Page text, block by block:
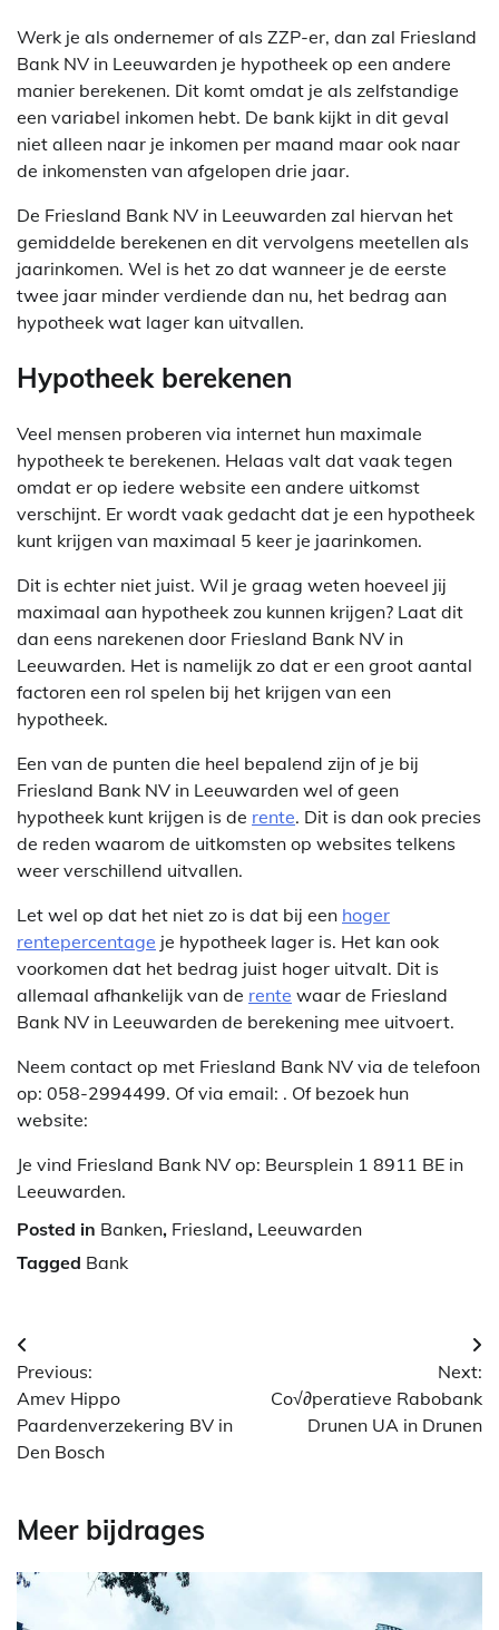
Werk je als ondernemer of als ZZP-er, dan zal Friesland
Bank NV in Leeuwarden je hypotheek op een andere
manier berekenen. Dit komt omdat je als zelfstandige
een variabel inkomen hebt. De bank kijkt in dit geval
niet alleen naar je inkomen per maand maar ook naar
de inkomensten van afgelopen drie jaar.
De Friesland Bank NV in Leeuwarden zal hiervan het
gemiddelde berekenen en dit vervolgens meetellen als
jaarinkomen. Wel is het zo dat wanneer je de eerste
twee jaar minder verdiende dan nu, het bedrag aan
hypotheek wat lager kan uitvallen.
Hypotheek berekenen
Veel mensen proberen via internet hun maximale
hypotheek te berekenen. Helaas valt dat vaak tegen
omdat er op iedere website een andere uitkomst
verschijnt. Er wordt vaak gedacht dat je een hypotheek
kunt krijgen van maximaal 5 keer je jaarinkomen.
Dit is echter niet juist. Wil je graag weten hoeveel jij
maximaal aan hypotheek zou kunnen krijgen? Laat dit
dan eens narekenen door Friesland Bank NV in
Leeuwarden. Het is namelijk zo dat er een groot aantal
factoren een rol spelen bij het krijgen van een
hypotheek.
Een van de punten die heel bepalend zijn of je bij
Friesland Bank NV in Leeuwarden wel of geen
hypotheek kunt krijgen is de rente. Dit is dan ook precies
de reden waarom de uitkomsten op websites telkens
weer verschillend uitvallen.
Let wel op dat het niet zo is dat bij een hoger
rentepercentage je hypotheek lager is. Het kan ook
voorkomen dat het bedrag juist hoger uitvalt. Dit is
allemaal afhankelijk van de rente waar de Friesland
Bank NV in Leeuwarden de berekening mee uitvoert.
Neem contact op met Friesland Bank NV via de telefoon
op: 058-2994499. Of via email: . Of bezoek hun
website:
Je vind Friesland Bank NV op: Beursplein 1 8911 BE in
Leeuwarden.
Posted in Banken, Friesland, Leeuwarden
Tagged Bank
Berichtnavigatie
Previous:
Amev Hippo
Paardenverzekering BV in
Den Bosch
Next:
Co√∂peratieve Rabobank
Drunen UA in Drunen
Meer bijdrages